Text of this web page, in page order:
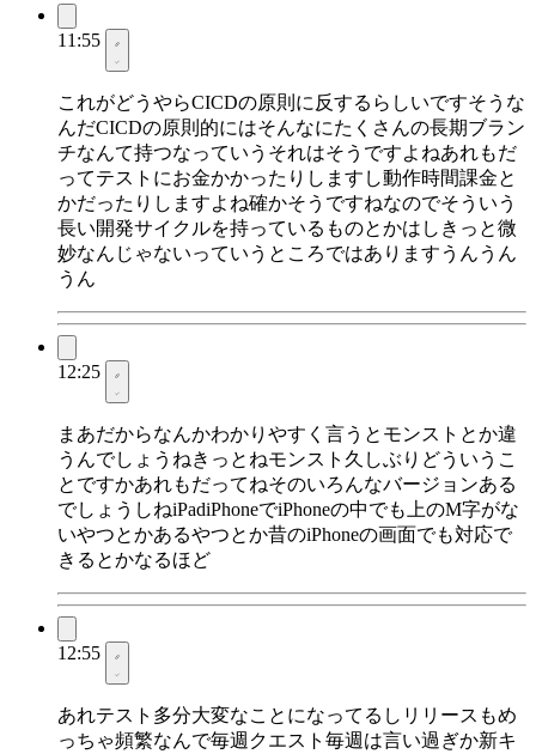
11:55
これがどうやらCICDの原則に反するらしいですそうな
んだCICDの原則的にはそんなにたくさんの長期ブラン
チなんて持つなっていうそれはそうですよねあれもだ
ってテストにお金かかったりしますし動作時間課金と
かだったりしますよね確かそうですねなのでそういう
長い開発サイクルを持っているものとかはしきっと微
妙なんじゃないっていうところではありますうんうん
うん
12:25
まあだからなんかわかりやすく言うとモンストとか違
うんでしょうねきっとねモンスト久しぶりどういうこ
とですかあれもだってねそのいろんなバージョンある
でしょうしねiPadiPhoneでiPhoneの中でも上のM字がな
いやつとかあるやつとか昔のiPhoneの画面でも対応で
きるとかなるほど
12:55
あれテスト多分大変なことになってるしリリースもめ
っちゃ頻繁なんで毎週クエスト毎週は言い過ぎか新キ